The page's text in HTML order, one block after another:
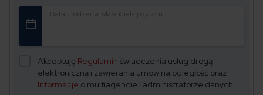
Data urodzenia właściciela pojazdu
Akceptuję Regulamin świadczenia usług drogą
elektroniczną i zawierania umów na odległość oraz
Informacje o multiagencie i administratorze danych.